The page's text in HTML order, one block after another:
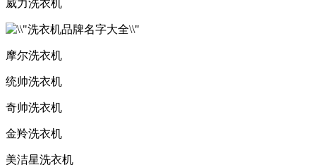
威力洗衣机
摩尔洗衣机
统帅洗衣机
奇帅洗衣机
金羚洗衣机
美洁星洗衣机